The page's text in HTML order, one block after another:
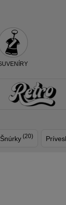
klub,
Šnúrky (20)